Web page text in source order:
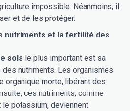
impossible. Néanmoins, il
et de les protéger.
nutriments et la fertilité des
sols le plus important est sa
nutriments. Les organismes
organique morte, libérant des
ces nutriments, comme
potassium, deviennent